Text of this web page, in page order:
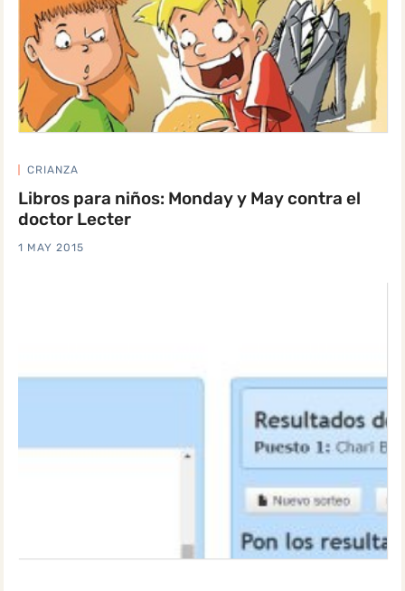
CRIANZA
Libros para niños: Monday y May contra el
doctor Lecter
1 MAY 2015